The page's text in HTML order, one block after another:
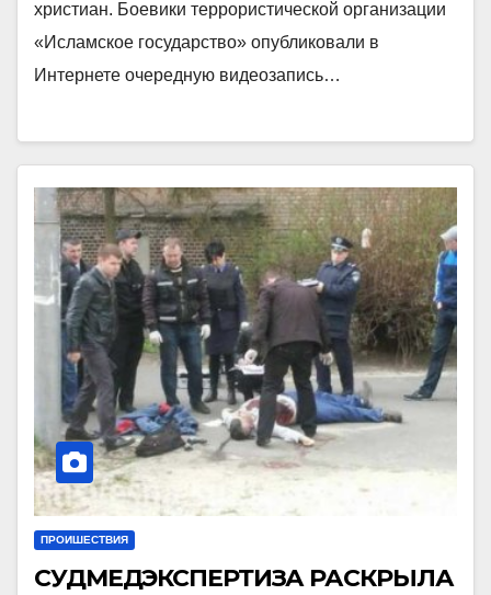
христиан. Боевики террористической организации
«Исламское государство» опубликовали в
Интернете очередную видеозапись…
ПРОИШЕСТВИЯ
CУДМЕДЭКСПЕРТИЗА РАСКРЫЛА